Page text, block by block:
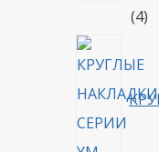
44